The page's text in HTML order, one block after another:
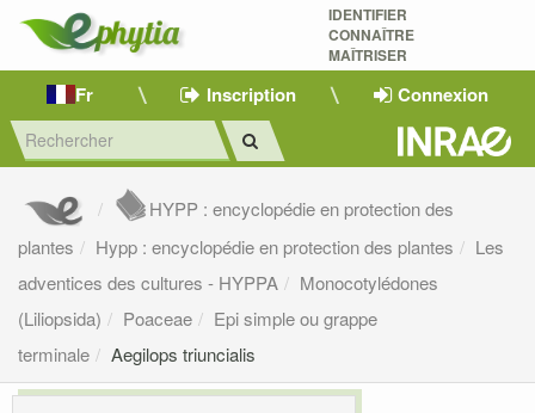
IDENTIFIER
CONNAÎTRE
MAÎTRISER
Fr Inscription Connexion
HYPP : encyclopédie en protection des
plantes
Hypp : encyclopédie en protection des plantes
Les
adventices des cultures - HYPPA
Monocotylédones
(Liliopsida)
Poaceae
Epi simple ou grappe
terminale
Aegilops triuncialis